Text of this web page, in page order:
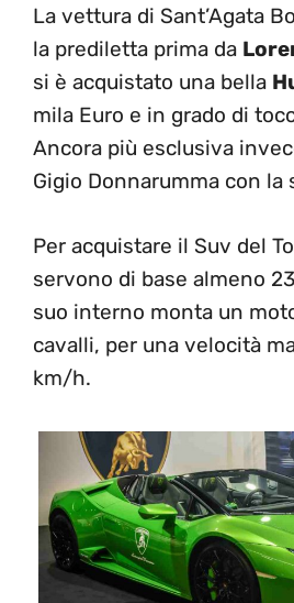
La vettura di Sant’Agata
la prediletta prima da
si è acquistato una bella
mila Euro e in grado di
Ancora più esclusiva
Gigio Donnarumma con la
Per acquistare il Suv del
servono di base almeno
suo interno monta un
cavalli, per una velocità
km/h.